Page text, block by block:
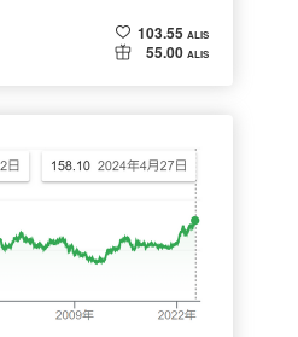
103.55 ALIS
55.00 ALIS